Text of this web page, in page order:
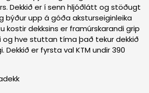
& 12:45 - 17:00
& 12:45 - 16:00
Dekkið er í senn hljóðlátt og stöðugt
býður upp á góða aksturseiginleika
kostir dekksins er framúrskarandi grip
og hve stuttan tíma það tekur dekkið
Dekkið er fyrsta val KTM undir 390